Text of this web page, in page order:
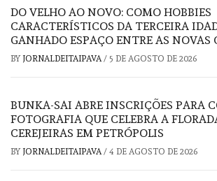
DO VELHO AO NOVO: COMO HOBBIES
CARACTERÍSTICOS DA TERCEIRA
GANHADO ESPAÇO ENTRE AS NOVAS
BY JORNALDEITAIPAVA / 5 DE AGOSTO DE 2026
BUNKA-SAI ABRE INSCRIÇÕES PARA
FOTOGRAFIA QUE CELEBRA A
CEREJEIRAS EM PETRÓPOLIS
BY JORNALDEITAIPAVA / 4 DE AGOSTO DE 2026